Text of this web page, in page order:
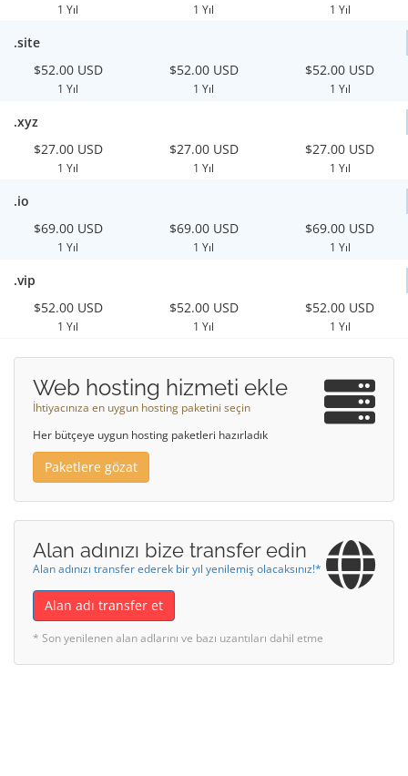
1 Yıl 1 Yıl 1 Yıl
.site
$52.00 USD
1 Yıl
$52.00 USD
1 Yıl
$52.00 USD
1 Yıl
.xyz
$27.00 USD
1 Yıl
$27.00 USD
1 Yıl
$27.00 USD
1 Yıl
.io
$69.00 USD
1 Yıl
$69.00 USD
1 Yıl
$69.00 USD
1 Yıl
.vip
$52.00 USD
1 Yıl
$52.00 USD
1 Yıl
$52.00 USD
1 Yıl
Web hosting hizmeti ekle
İhtiyacınıza en uygun hosting paketini seçin
Her bütçeye uygun hosting paketleri hazırladık
Paketlere gözat
Alan adınızı bize transfer edin
Alan adınızı transfer ederek bir yıl yenilemiş olacaksınız!*
Alan adı transfer et
* Son yenilenen alan adlarını ve bazı uzantıları dahil etme